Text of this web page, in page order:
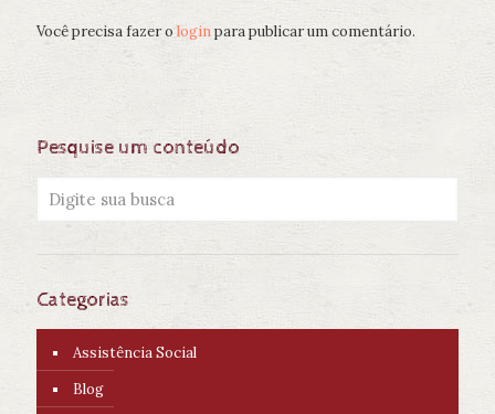
Você precisa fazer o loginpara publicar um comentário.
Pesquise um conteúdo
Categorias
Assistência Social
Blog